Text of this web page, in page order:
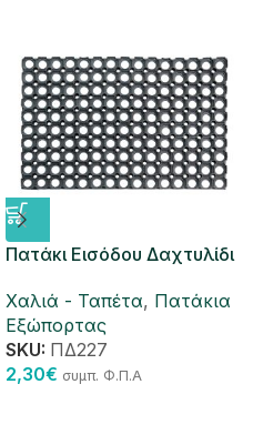
Πατάκι Εισόδου Δαχτυλίδι
Χαλιά - Ταπέτα, Πατάκια
Εξώπορτας
SKU: ΠΔ227
2,30€ συμπ. Φ.Π.Α